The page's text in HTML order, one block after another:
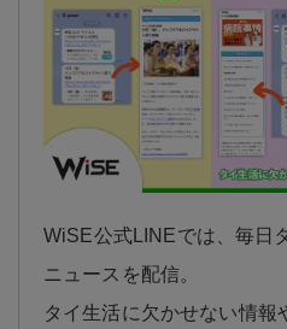
WiSE公式LINEでは、毎日
ニュースを配信。
タイ生活に欠かせない情報